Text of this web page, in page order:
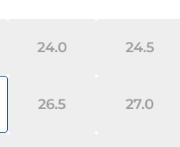
24.0 24.5
26.5 27.0